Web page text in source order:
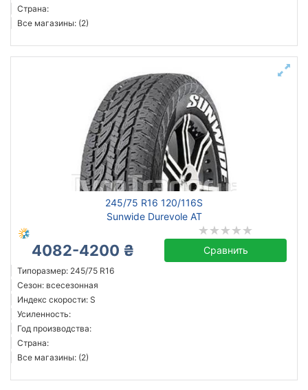
Страна:
Все магазины: (2)
245/75 R16 120/116S
Sunwide Durevole AT
4082-4200 ₴ Сравнить
Типоразмер: 245/75 R16
Сезон: всесезонная
Индекс скорости: S
Усиленность:
Год производства:
Страна:
Все магазины: (2)